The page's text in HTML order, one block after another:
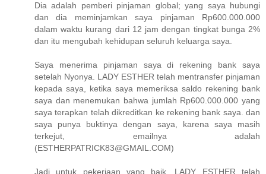
Dia adalah pemberi pinjaman global; yang saya hubungi
dan dia meminjamkan saya pinjaman Rp600.000.000
dalam waktu kurang dari 12 jam dengan tingkat bunga 2%
dan itu mengubah kehidupan seluruh keluarga saya.
Saya menerima pinjaman saya di rekening bank saya
setelah Nyonya. LADY ESTHER telah mentransfer pinjaman
kepada saya, ketika saya memeriksa saldo rekening bank
saya dan menemukan bahwa jumlah Rp600.000.000 yang
saya terapkan telah dikreditkan ke rekening bank saya. dan
saya punya buktinya dengan saya, karena saya masih
terkejut, emailnya adalah
(ESTHERPATRICK83@GMAIL.COM)
Jadi untuk pekerjaan yang baik, LADY ESTHER telah